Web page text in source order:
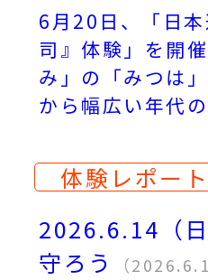
6月20日、「日
司』体験」を開
み」の「みつは
から幅広い年代
体験レポート
2026.6.14（
守ろう
（